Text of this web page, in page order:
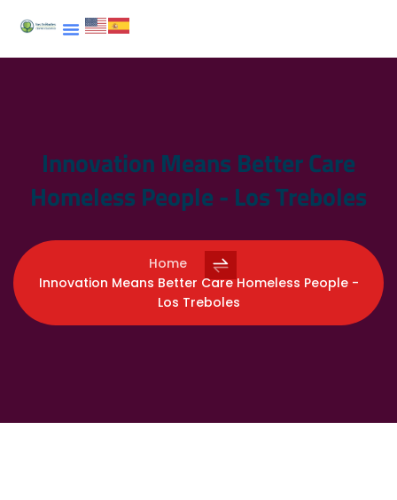
Innovation Means Better Care
Homeless People - Los Treboles
Home
Innovation Means Better Care Homeless People -
Los Treboles